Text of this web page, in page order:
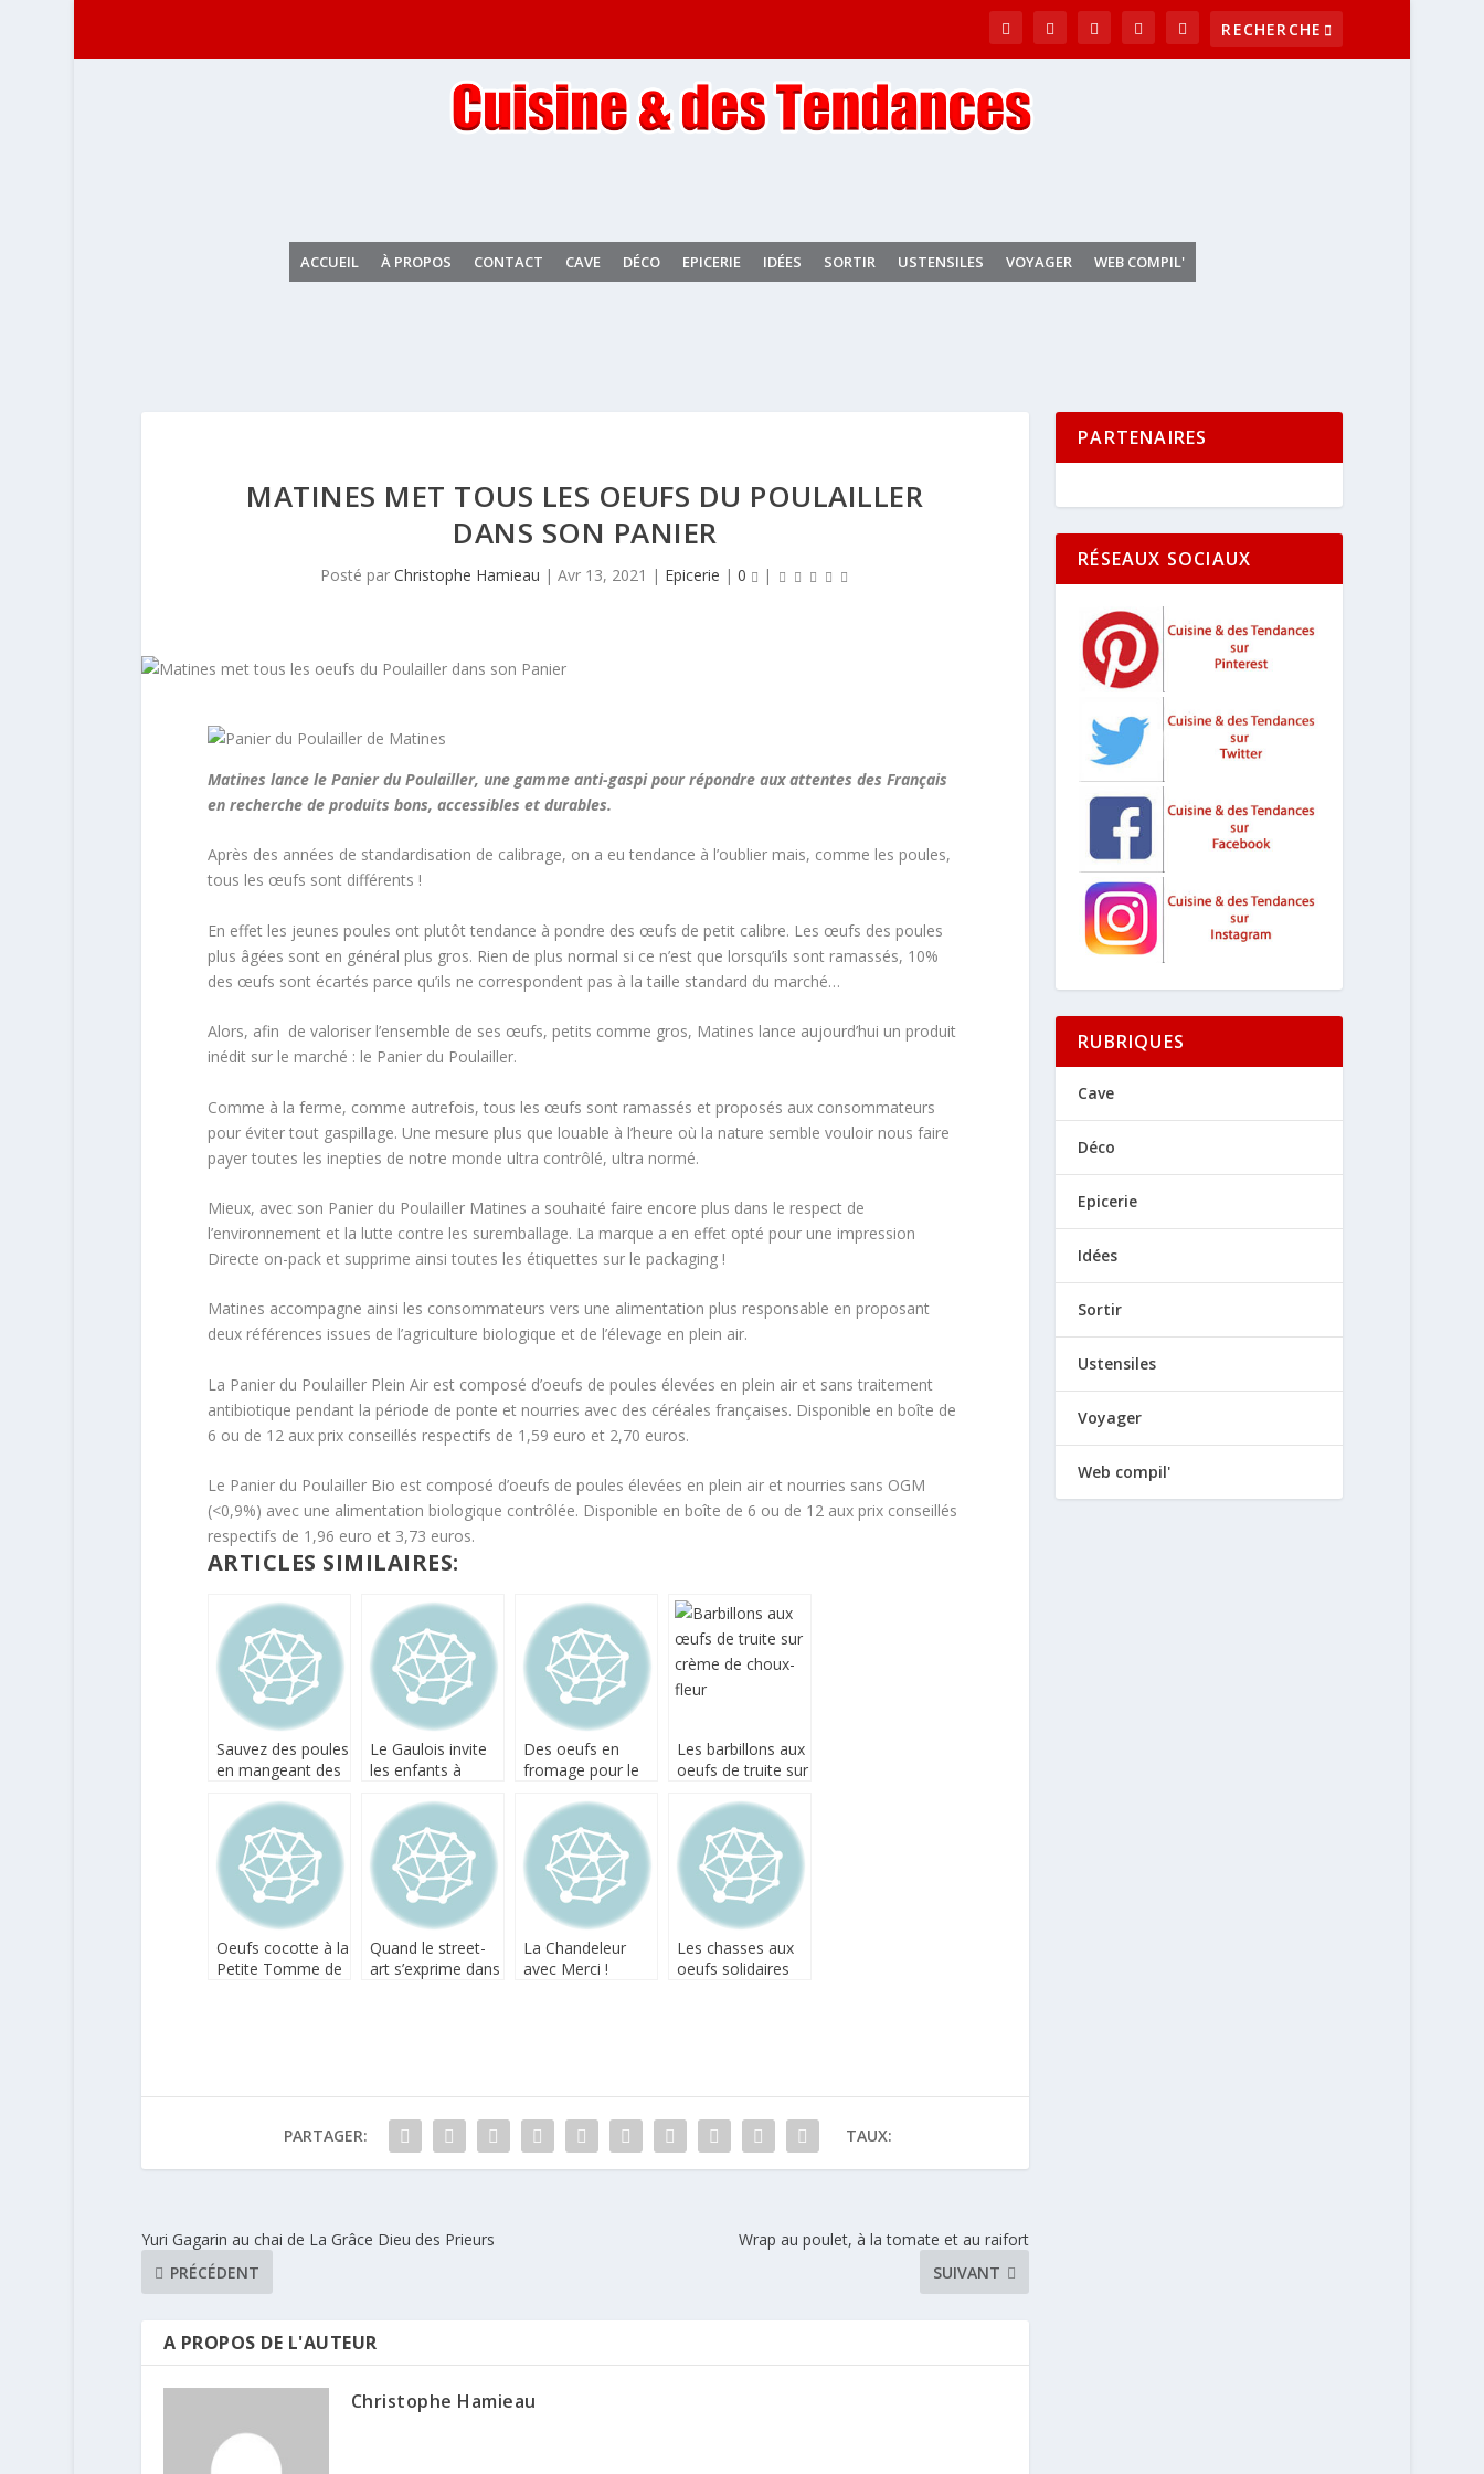
ACCUEIL À PROPOS CONTACT CAVE DÉCO EPICERIE IDÉES SORTIR USTENSILES VOYAGER WEB COMPIL'
MATINES MET TOUS LES OEUFS DU POULAILLER
DANS SON PANIER
Posté parChristophe Hamieau |Avr 13, 2021 | Epicerie |0 |
Matines lance le Panier du Poulailler, une gamme anti-gaspi pour répondre aux attentes des Français
en recherche de produits bons, accessibles et durables.
Après des années de standardisation de calibrage, on a eu tendance à l’oublier mais, comme les poules,
tous les œufs sont différents !
En effet les jeunes poules ont plutôt tendance à pondre des œufs de petit calibre. Les œufs des poules
plus âgées sont en général plus gros. Rien de plus normal si ce n’est que lorsqu’ils sont ramassés, 10%
des œufs sont écartés parce qu’ils ne correspondent pas à la taille standard du marché…
Alors, afin de valoriser l’ensemble de ses œufs, petits comme gros, Matines lance aujourd’hui un produit
inédit sur le marché : le Panier du Poulailler.
Comme à la ferme, comme autrefois, tous les œufs sont ramassés et proposés aux consommateurs
pour éviter tout gaspillage. Une mesure plus que louable à l’heure où la nature semble vouloir nous faire
payer toutes les inepties de notre monde ultra contrôlé, ultra normé.
Mieux, avec son Panier du Poulailler Matines a souhaité faire encore plus dans le respect de
l’environnement et la lutte contre les suremballage. La marque a en effet opté pour une impression
Directe on-pack et supprime ainsi toutes les étiquettes sur le packaging !
Matines accompagne ainsi les consommateurs vers une alimentation plus responsable en proposant
deux références issues de l’agriculture biologique et de l’élevage en plein air.
La Panier du Poulailler Plein Air est composé d’oeufs de poules élevées en plein air et sans traitement
antibiotique pendant la période de ponte et nourries avec des céréales françaises. Disponible en boîte de
6 ou de 12 aux prix conseillés respectifs de 1,59 euro et 2,70 euros.
Le Panier du Poulailler Bio est composé d’oeufs de poules élevées en plein air et nourries sans OGM
(<0,9%) avec une alimentation biologique contrôlée. Disponible en boîte de 6 ou de 12 aux prix conseillés
respectifs de 1,96 euro et 3,73 euros.
ARTICLES SIMILAIRES:
Sauvez des poules
en mangeant des
Le Gaulois invite
les enfants à
oeufs
Des oeufs en
fromage pour le
repas de Pâques
Les barbillons aux
oeufs de truite sur
fleur
Oeufs cocotte à la
Petite Tomme de
Quand le street-
art s’exprime dans
La Chandeleur
avec Merci !
Les chasses aux
oeufs solidaires
PARTAGER: TAUX:
Yuri Gagarin au chai de La Grâce Dieu des Prieurs
PRÉCÉDENT
Wrap au poulet, à la tomate et au raifort
SUIVANT
A PROPOS DE L'AUTEUR
Christophe Hamieau
PARTENAIRES
RÉSEAUX SOCIAUX
RUBRIQUES
Cave
Déco
Epicerie
Idées
Sortir
Ustensiles
Voyager
Web compil'